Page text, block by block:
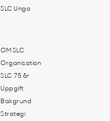
SLC Unga
OM SLC
Organisation
SLC 75 år
Uppgift
Bakgrund
Strategi